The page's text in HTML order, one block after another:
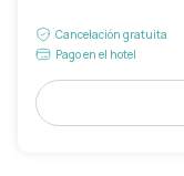
Cancelación gratuita
Pago en el hotel